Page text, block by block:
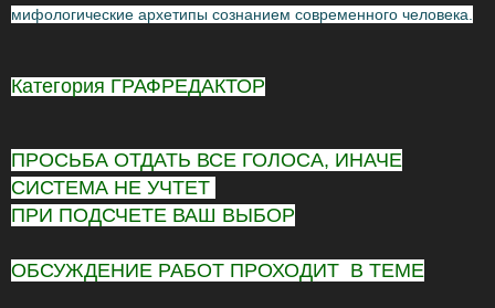
мифологические архетипы сознанием современного человека.
Категория ГРАФРЕДАКТОР
ПРОСЬБА ОТДАТЬ ВСЕ ГОЛОСА, ИНАЧЕ
СИСТЕМА НЕ УЧТЕТ
ПРИ ПОДСЧЕТЕ ВАШ ВЫБОР
ОБСУЖДЕНИЕ РАБОТ ПРОХОДИТ В ТЕМЕ